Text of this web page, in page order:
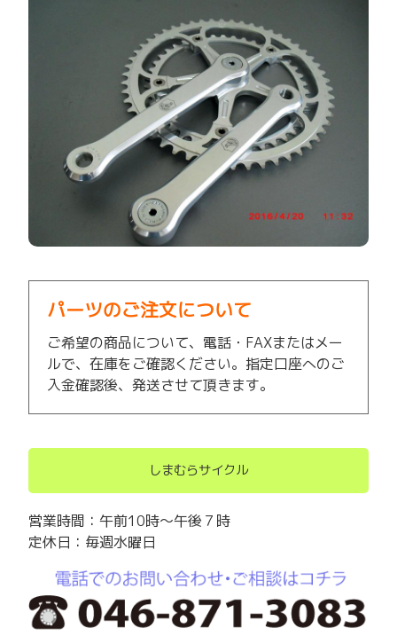
パーツのご注文について
ご希望の商品について、電話・FAXまたはメー
ルで、在庫をご確認ください。指定口座へのご
入金確認後、発送させて頂きます。
しまむらサイクル
営業時間：午前10時～午後７時
定休日：毎週水曜日